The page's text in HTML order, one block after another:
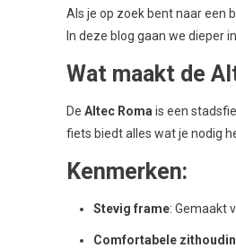
Als je op zoek bent naar een
In deze blog gaan we dieper
Wat maakt de
DeAltec Roma is een
fiets biedt alles wat je nodig
Kenmerken:
Stevig frame: Gemaakt
Comfortabele